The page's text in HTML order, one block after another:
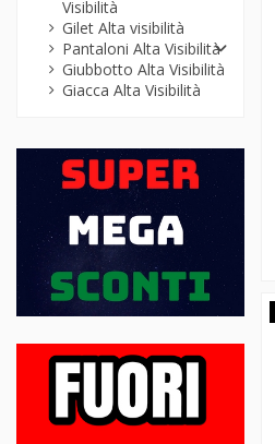
Visibilità
Gilet Alta visibilità
Pantaloni Alta Visibilità
Giubbotto Alta Visibilità
Giacca Alta Visibilità